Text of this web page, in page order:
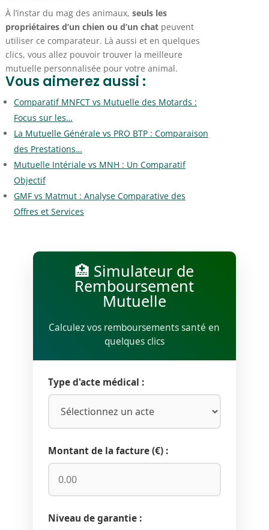
À l’instar du mag des animaux, seuls les
propriétaires d’un chien ou d’un chatpeuvent
utiliser ce comparateur. Là aussi et en quelques
clics, vous allez pouvoir trouver la meilleure
mutuelle personnalisée pour votre animal.
Vous aimerez aussi :
Comparatif MNFCT vs Mutuelle des Motards :
Focus sur les…
La Mutuelle Générale vs PRO BTP : Comparaison
des Prestations…
Mutuelle Intériale vs MNH : Un Comparatif
Objectif
GMF vs Matmut : Analyse Comparative des
Offres et Services
🏥 Simulateur de
Remboursement
Mutuelle
Calculez vos remboursements santé en
quelques clics
Type d'acte médical :
Montant de la facture (€) :
Niveau de garantie :